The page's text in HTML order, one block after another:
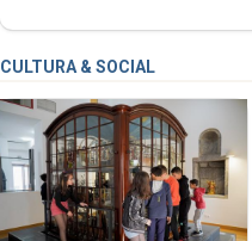
CULTURA & SOCIAL